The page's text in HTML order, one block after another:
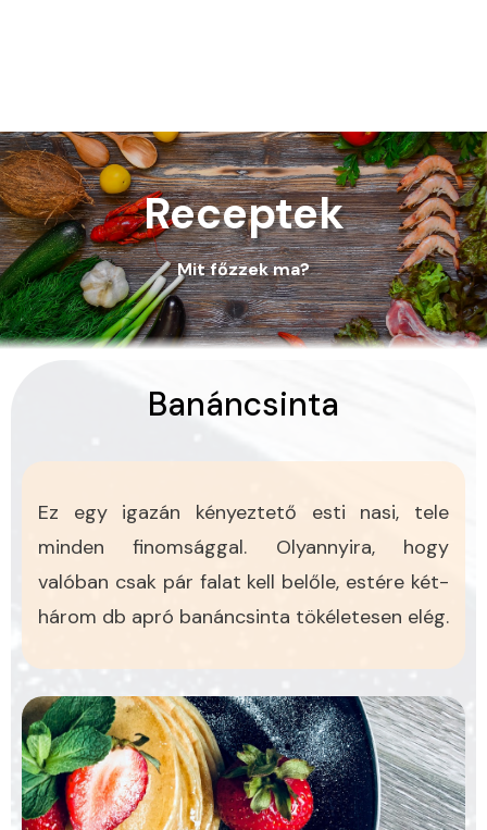
Receptek
Mit főzzek ma?
Banáncsinta
Ez egy igazán kényeztető esti nasi, tele
minden finomsággal. Olyannyira, hogy
valóban csak pár falat kell belőle, estére két-
három db apró banáncsinta tökéletesen elég.